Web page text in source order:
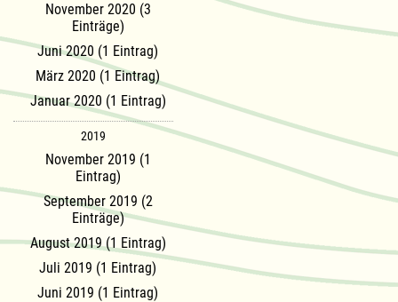
November 2020 (3
Einträge)
Juni 2020 (1 Eintrag)
März 2020 (1 Eintrag)
Januar 2020 (1 Eintrag)
2019
November 2019 (1
Eintrag)
September 2019 (2
Einträge)
August 2019 (1 Eintrag)
Juli 2019 (1 Eintrag)
Juni 2019 (1 Eintrag)